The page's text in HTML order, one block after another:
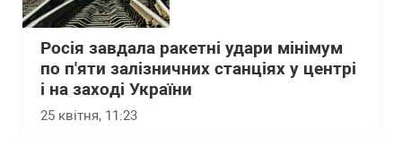
Росія завдала ракетні удари мінімум
по п'яти залізничних станціях у центрі
і на заході України
25 квітня, 11:23